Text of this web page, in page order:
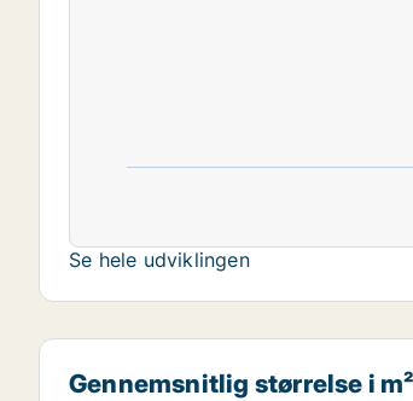
Se hele udviklingen
Gennemsnitlig størrelse i m²